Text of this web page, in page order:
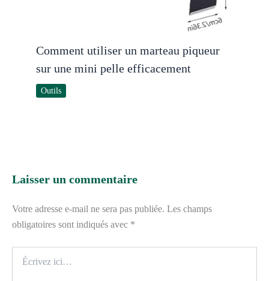
Comment utiliser un marteau piqueur
sur une mini pelle efficacement
Outils
Laisser un commentaire
Votre adresse e-mail ne sera pas publiée. Les champs
obligatoires sont indiqués avec *
ici…